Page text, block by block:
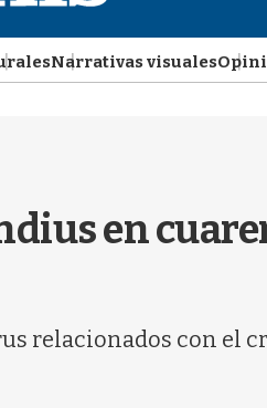
Narrativas visuales
en
relacionados con el